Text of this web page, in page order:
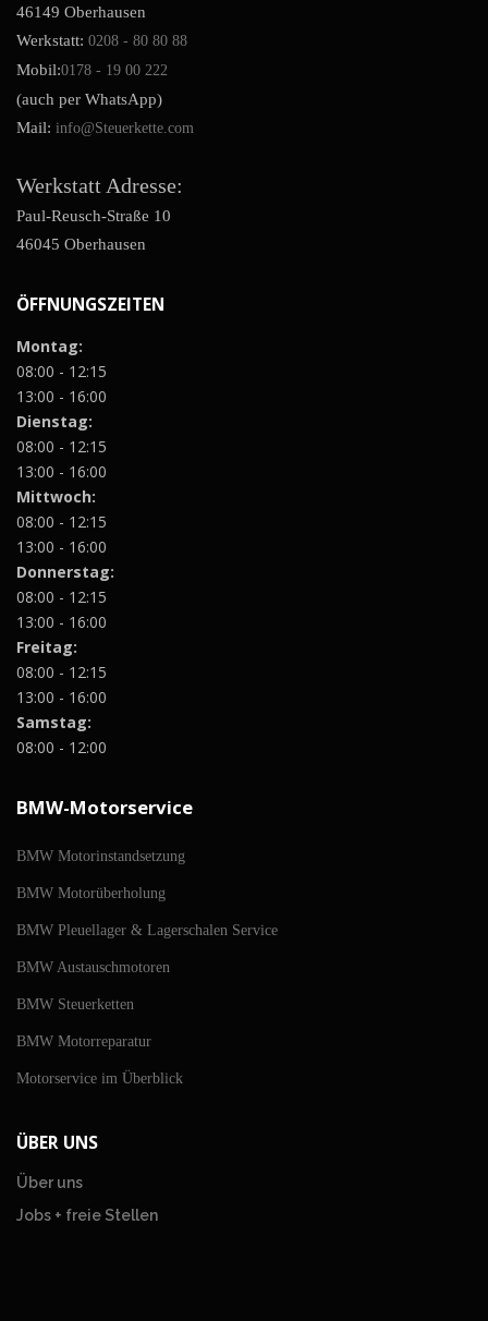
46149 Oberhausen
Werkstatt: 0208 - 80 80 88
Mobil:0178 - 19 00 222
(auch per WhatsApp)
Mail: info@Steuerkette.com
Werkstatt Adresse:
Paul-Reusch-Straße 10
46045 Oberhausen
ÖFFNUNGSZEITEN
Montag:
08:00 - 12:15
13:00 - 16:00
Dienstag:
08:00 - 12:15
13:00 - 16:00
Mittwoch:
08:00 - 12:15
13:00 - 16:00
Donnerstag:
08:00 - 12:15
13:00 - 16:00
Freitag:
08:00 - 12:15
13:00 - 16:00
Samstag:
08:00 - 12:00
BMW-Motorservice
BMW Motorinstandsetzung
BMW Motorüberholung
BMW Pleuellager & Lagerschalen Service
BMW Austauschmotoren
BMW Steuerketten
BMW Motorreparatur
Motorservice im Überblick
ÜBER UNS
Über uns
Jobs + freie Stellen